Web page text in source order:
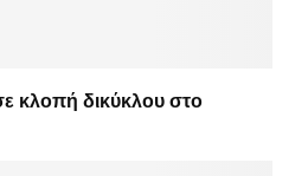
κλοπή δικύκλου στο